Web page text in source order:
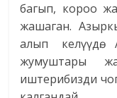
багып, короо
жашаган.
алып
жумуштары
иштерибизди